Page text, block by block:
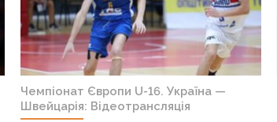
Чемпіонат Європи U-16. Україна —
Швейцарія: Відеотрансляція